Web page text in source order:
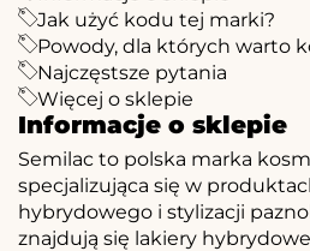
Jak użyć kodu tej marki?
Powody, dla których warto
Najczęstsze pytania
Więcej o sklepie
Informacje o sklepie
Semilac to polska marka
specjalizująca się w
hybrydowego i stylizacji
znajdują się lakiery